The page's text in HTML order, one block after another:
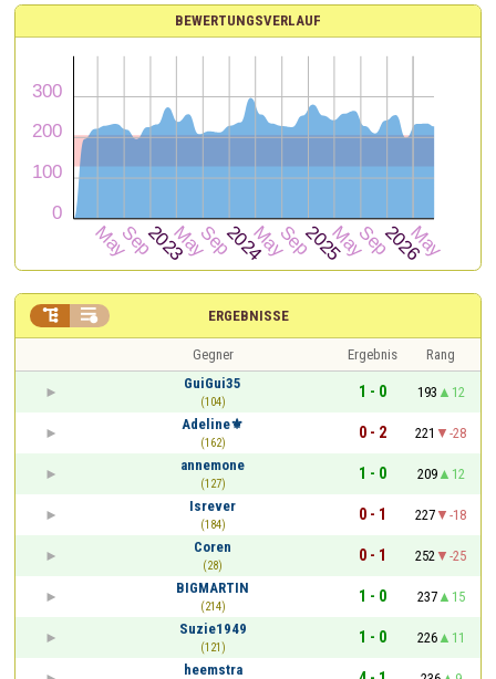
BEWERTUNGSVERLAUF
ERGEBNISSE
 
Gegner Ergebnis
Rang
GuiGui35
(104)
1 - 0 193
12
Adeline⚜
(162)
0 - 2 221
-28
annemone
(127)
1 - 0 209
12
Isrever
(184)
0 - 1 227
-18
Coren
(28)
0 - 1 252
-25
BIGMARTIN
(214)
1 - 0 237
15
Suzie1949
(121)
1 - 0 226
11
heemstra